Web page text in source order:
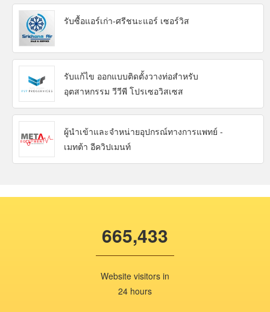
รับซื้อแอร์เก่า-ศรีชนะแอร์ เซอร์วิส
รับแก้ไข ออกแบบติดตั้งวางท่อสำหรับ
อุตสาหกรรม วีวีพี โปรเซอวิสเซส
ผู้นำเข้าและจำหน่ายอุปกรณ์ทางการแพทย์ -
เมทต้า อีควิปเมนท์
665,433
Website visitors in
24 hours